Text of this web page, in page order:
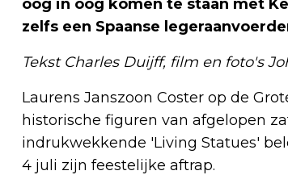
oog in oog komen te staan met
zelfs een Spaanse
Tekst Charles Duijff, film en foto's
Laurens Janszoon Coster op de
historische figuren van afgelopen
indrukwekkende 'Living Statues'
4 juli zijn feestelijke aftrap.